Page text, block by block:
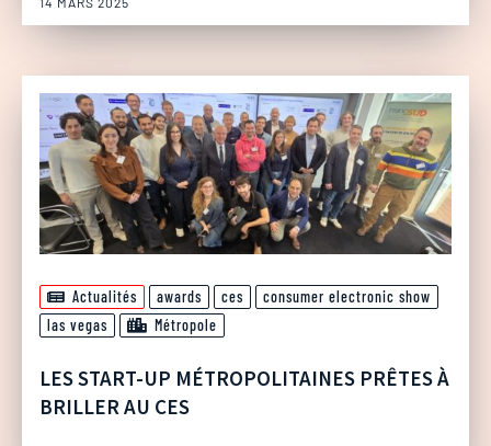
Actualités awards ces
consumer electronic show
las vegas
Métropole
LES START-UP MÉTROPOLITAINES PRÊTES À
BRILLER AU CES